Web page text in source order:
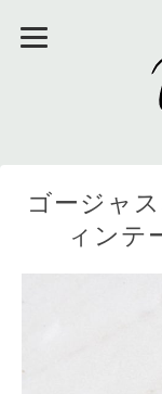
ゴージャ
ィンテ